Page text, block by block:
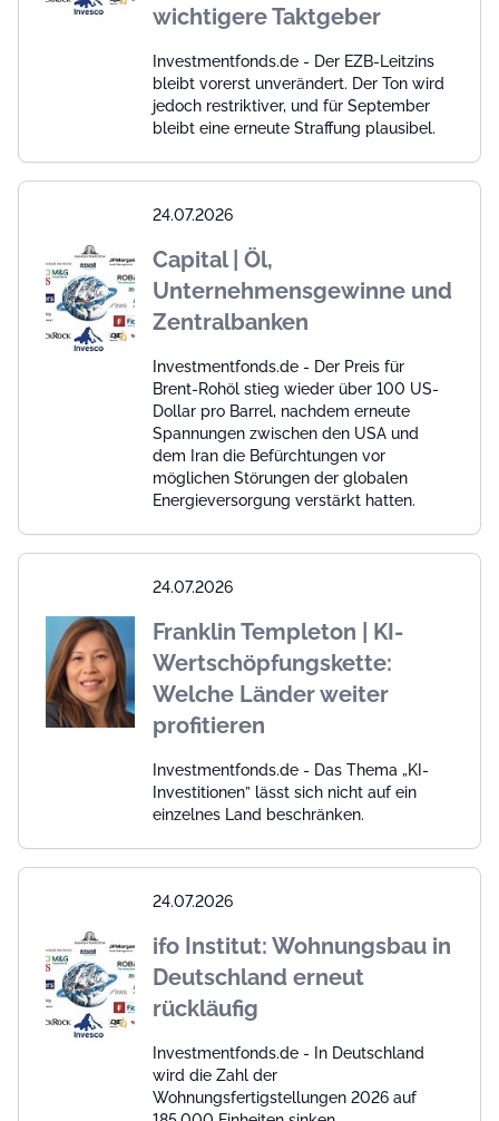
wichtigere Taktgeber
Investmentfonds.de - Der EZB-Leitzins
bleibt vorerst unverändert. Der Ton wird
jedoch restriktiver, und für September
bleibt eine erneute Straffung plausibel.
24.07.2026
Capital | Öl,
Unternehmensgewinne und
Zentralbanken
Investmentfonds.de - Der Preis für
Brent-Rohöl stieg wieder über 100 US-
Dollar pro Barrel, nachdem erneute
Spannungen zwischen den USA und
dem Iran die Befürchtungen vor
möglichen Störungen der globalen
Energieversorgung verstärkt hatten.
24.07.2026
Franklin Templeton | KI-
Wertschöpfungskette:
Welche Länder weiter
profitieren
Investmentfonds.de - Das Thema „KI-
Investitionen” lässt sich nicht auf ein
einzelnes Land beschränken.
24.07.2026
ifo Institut: Wohnungsbau in
Deutschland erneut
rückläufig
Investmentfonds.de - In Deutschland
wird die Zahl der
Wohnungsfertigstellungen 2026 auf